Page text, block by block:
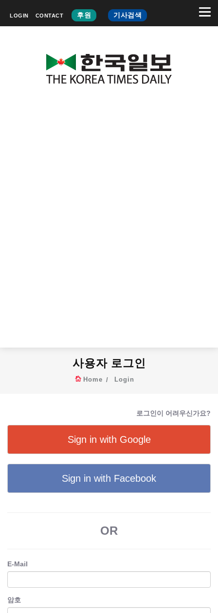
LOGIN CONTACT 후원 기사검색
사용자 로그인
Home Login
로그인이 어려우신가요?
Sign in with Google
Sign in with Facebook
OR
E-Mail
암호